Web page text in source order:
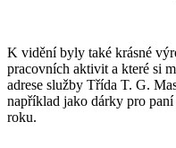
K vidění byly také krásné
pracovních aktivit a které si
adrese služby Třída T. G.
například jako dárky pro
roku.